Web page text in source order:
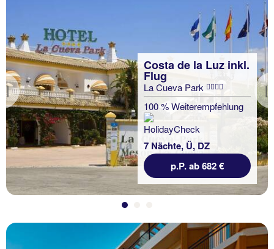
Previous
Costa de la Luz inkl.
Flug
La Cueva Park
100 % Weiterempfehlung
7 Nächte, Ü, DZ
p.P. ab 682 €